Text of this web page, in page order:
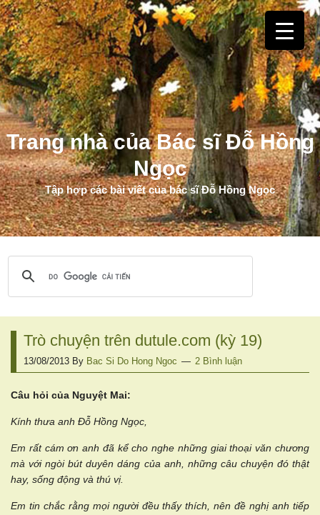
Trang nhà của Bác sĩ Đỗ Hồng
Ngọc
Tập hợp các bài viết của bác sĩ Đỗ Hồng Ngọc
Trò chuyện trên dutule.com (kỳ 19)
13/08/2013 By Bac Si Do Hong Ngoc 2 Bình luận
Câu hỏi của Nguyệt Mai:
Kính thưa anh Đỗ Hồng Ngọc,
Em rất cám ơn anh đã kể cho nghe những giai thoại văn chương
mà với ngòi bút duyên dáng của anh, những câu chuyện đó thật
hay, sống động và thú vị.
Em tin chắc rằng mọi người đều thấy thích, nên đề nghị anh tiếp